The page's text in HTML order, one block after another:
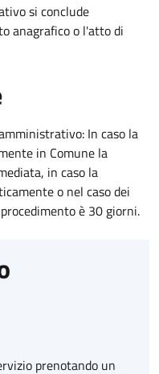
si conclude
anagrafico o l'atto di
In caso la
in Comune la
in caso la
o nel caso dei
è 30 giorni.
prenotando un